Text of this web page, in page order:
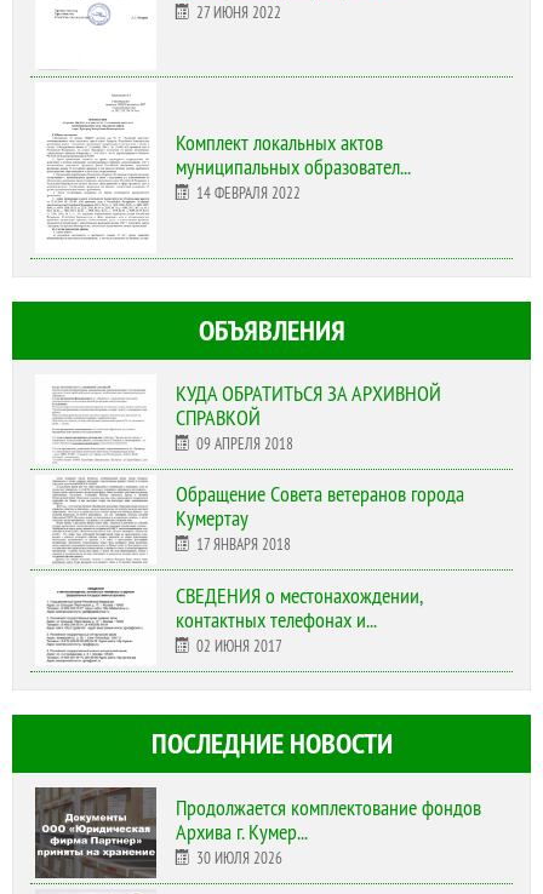
27 ИЮНЯ 2022
Комплект локальных актов
муниципальных образовател...
14 ФЕВРАЛЯ 2022
ОБЪЯВЛЕНИЯ
КУДА ОБРАТИТЬСЯ ЗА АРХИВНОЙ
СПРАВКОЙ
09 АПРЕЛЯ 2018
Обращение Совета ветеранов города
Кумертау
17 ЯНВАРЯ 2018
СВЕДЕНИЯ о местонахождении,
контактных телефонах и...
02 ИЮНЯ 2017
ПОСЛЕДНИЕ НОВОСТИ
Продолжается комплектование фондов
Архива г. Кумер...
30 ИЮЛЯ 2026